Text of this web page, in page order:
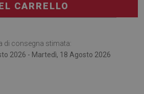
CARRELLO
di consegna stimata:
2026 - Martedì, 18 Agosto 2026